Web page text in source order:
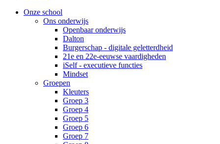
Onze school
Ons onderwijs
Openbaar onderwijs
Dalton
Burgerschap - digitale geletterdheid
21e en 22e-eeuwse vaardigheden
iSelf - executieve functies
Mindset
Groepen
Kleuters
Groep 3
Groep 4
Groep 5
Groep 6
Groep 7